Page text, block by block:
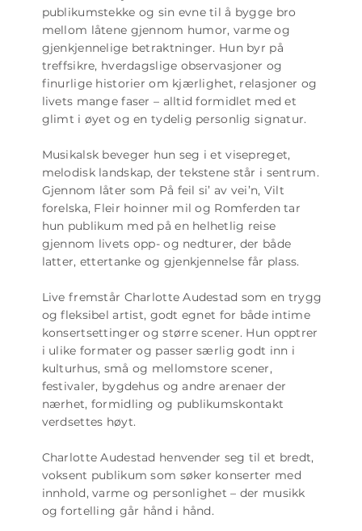
publikumstekke og sin evne til å bygge bro
mellom låtene gjennom humor, varme og
gjenkjennelige betraktninger. Hun byr på
treffsikre, hverdagslige observasjoner og
finurlige historier om kjærlighet, relasjoner og
livets mange faser – alltid formidlet med et
glimt i øyet og en tydelig personlig signatur.
Musikalsk beveger hun seg i et visepreget,
melodisk landskap, der tekstene står i sentrum.
Gjennom låter som På feil si’ av vei’n, Vilt
forelska, Fleir hoinner mil og Romferden tar
hun publikum med på en helhetlig reise
gjennom livets opp- og nedturer, der både
latter, ettertanke og gjenkjennelse får plass.
Live fremstår Charlotte Audestad som en trygg
og fleksibel artist, godt egnet for både intime
konsertsettinger og større scener. Hun opptrer
i ulike formater og passer særlig godt inn i
kulturhus, små og mellomstore scener,
festivaler, bygdehus og andre arenaer der
nærhet, formidling og publikumskontakt
verdsettes høyt.
Charlotte Audestad henvender seg til et bredt,
voksent publikum som søker konserter med
innhold, varme og personlighet – der musikk
og fortelling går hånd i hånd.